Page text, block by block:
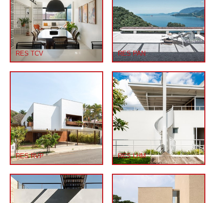
RES TCV RES PAN
RES RVP RES LHM